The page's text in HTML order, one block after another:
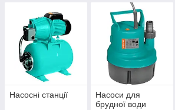
Насосні станції
Насоси для
брудної води